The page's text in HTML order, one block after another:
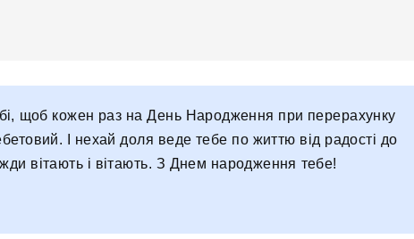
щоб кожен раз на День Народження при перерахунку
І нехай доля веде тебе по життю від радості до
вітають і вітають. З Днем народження тебе!